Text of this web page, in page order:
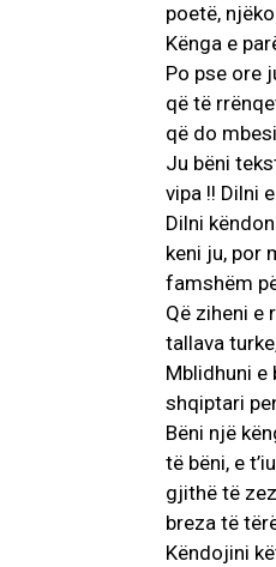
poetë,
Kënga e
Po pse ore
që të
që do
Ju bëni
vipa !! Dilni
Dilni
keni ju, por
famshëm
Që ziheni e
tallava
Mblidhuni e
shqiptari
Bëni një
të bëni, e
gjithë të
breza të
Këndojini